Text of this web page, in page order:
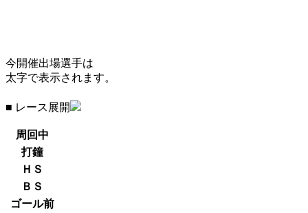
今開催出場選手は
太字で表示されます。
■ レース展開
周回中
打鐘
ＨＳ
ＢＳ
ゴール前